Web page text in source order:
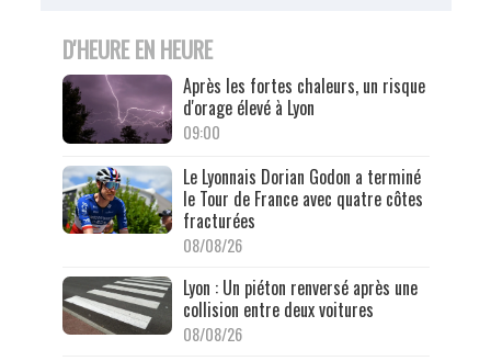
D'HEURE EN HEURE
Après les fortes chaleurs, un risque
d'orage élevé à Lyon
09:00
Le Lyonnais Dorian Godon a terminé
le Tour de France avec quatre côtes
fracturées
08/08/26
Lyon : Un piéton renversé après une
collision entre deux voitures
08/08/26